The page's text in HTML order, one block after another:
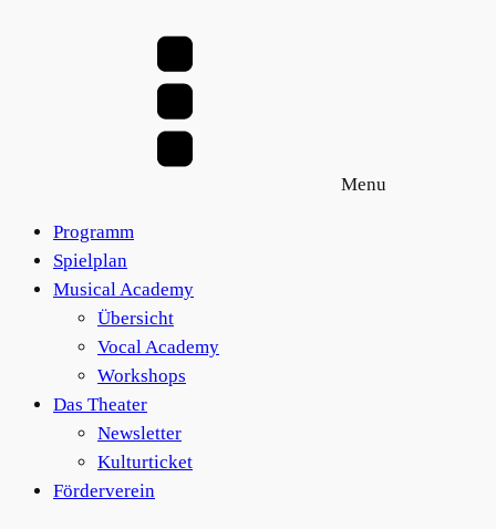
Menu
Programm
Spielplan
Musical Academy
Übersicht
Vocal Academy
Workshops
Das Theater
Newsletter
Kulturticket
Förderverein